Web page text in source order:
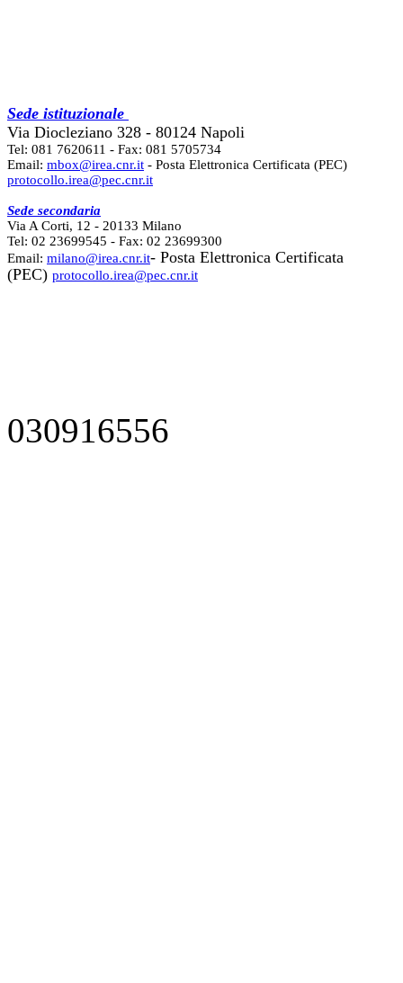
Sede istituzionale
Via Diocleziano 328 - 80124 Napoli
Tel: 081 7620611 - Fax: 081 5705734
Email: mbox@irea.cnr.it - Posta Elettronica Certificata (PEC)
protocollo.irea@pec.cnr.it
Sede secondaria
Via A Corti, 12 - 20133 Milano
Tel: 02 23699545 - Fax: 02 23699300
Email: milano@irea.cnr.it- Posta Elettronica Certificata
(PEC) protocollo.irea@pec.cnr.it
030916556